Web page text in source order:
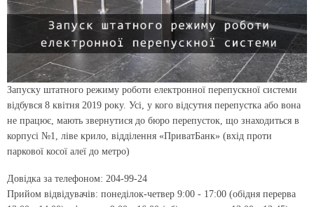
Запуску штатного режиму роботи електронної перепускної системи
відбувся 8 квітня 2019 року. Усі, у кого відсутня перепустка або вона
не працює, мають звернутися до бюро перепусток, що знаходиться в
корпусі №1, ліве крило, відділення «ПриватБанк» (вхід проти
паркової косої алеї до метро)
Довідка за телефоном: 204-99-24
Прийом відвідувачів: понеділок-четвер 9:00 - 17:00 (обідня перерва